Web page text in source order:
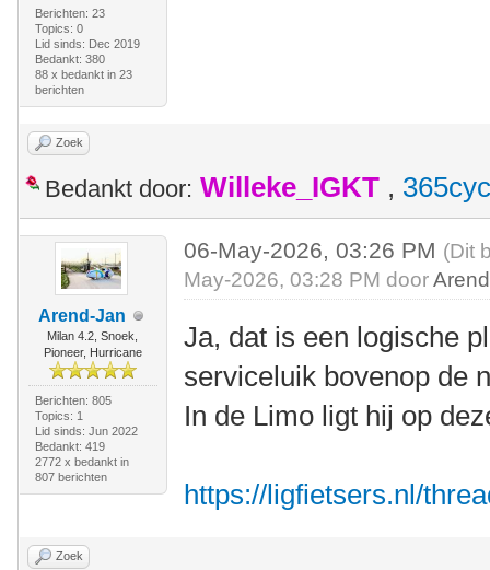
Berichten: 23
Topics: 0
Lid sinds: Dec 2019
Bedankt: 380
88 x bedankt in 23
berichten
Zoek
Bedankt door: Willeke_IGKT ,
Arend-Jan
Milan 4.2, Snoek,
Pioneer, Hurricane
Berichten: 805
Topics: 1
Lid sinds: Jun 2022
Bedankt: 419
2772 x bedankt in
807 berichten
06-May-2026, 03:26 PM (Dit
May-2026, 03:28 PM door
Ja, dat is een logische
serviceluik bovenop de
In de Limo ligt hij op
https://ligfietsers.nl/
Zoek